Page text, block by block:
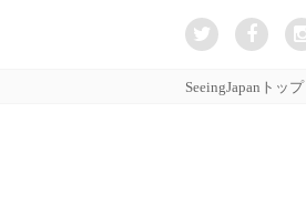
SeeingJapanトップ